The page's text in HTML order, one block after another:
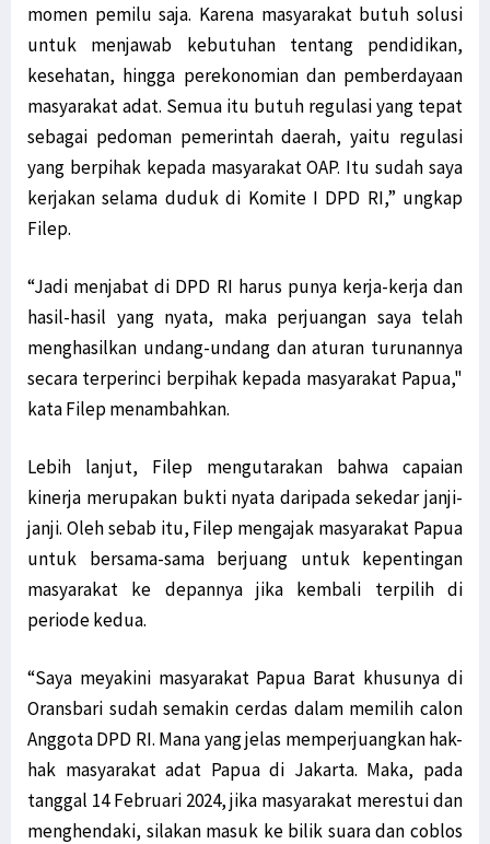
momen pemilu saja. Karena masyarakat butuh solusi
untuk menjawab kebutuhan tentang pendidikan,
kesehatan, hingga perekonomian dan pemberdayaan
masyarakat adat. Semua itu butuh regulasi yang tepat
sebagai pedoman pemerintah daerah, yaitu regulasi
yang berpihak kepada masyarakat OAP. Itu sudah saya
kerjakan selama duduk di Komite I DPD RI,” ungkap
Filep.
“Jadi menjabat di DPD RI harus punya kerja-kerja dan
hasil-hasil yang nyata, maka perjuangan saya telah
menghasilkan undang-undang dan aturan turunannya
secara terperinci berpihak kepada masyarakat Papua,"
kata Filep menambahkan.
Lebih lanjut, Filep mengutarakan bahwa capaian
kinerja merupakan bukti nyata daripada sekedar janji-
janji. Oleh sebab itu, Filep mengajak masyarakat Papua
untuk bersama-sama berjuang untuk kepentingan
masyarakat ke depannya jika kembali terpilih di
periode kedua.
“Saya meyakini masyarakat Papua Barat khusunya di
Oransbari sudah semakin cerdas dalam memilih calon
Anggota DPD RI. Mana yang jelas memperjuangkan hak-
hak masyarakat adat Papua di Jakarta. Maka, pada
tanggal 14 Februari 2024, jika masyarakat merestui dan
menghendaki, silakan masuk ke bilik suara dan coblos